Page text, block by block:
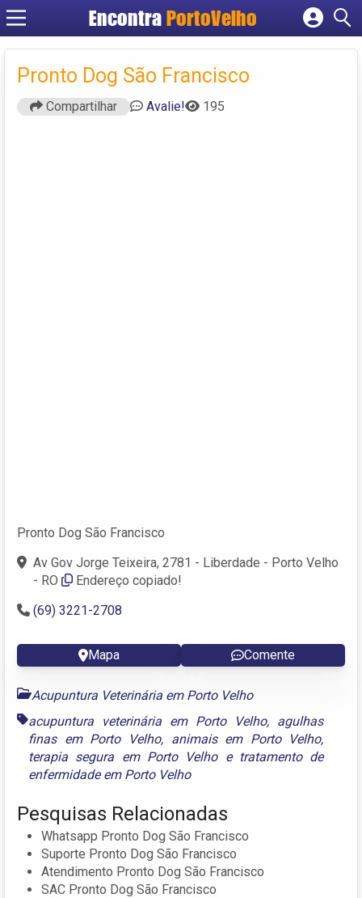
EncontraPortoVelho
Cadastrar empresa
Criar conta
Pronto Dog São Francisco
Compartilhar Avalie! 195
Pronto Dog São Francisco
Av Gov Jorge Teixeira, 2781 - Liberdade - Porto Velho
- RO
Endereço copiado!
(69) 3221-2708
Mapa Comente
Acupuntura Veterinária em Porto Velho
acupuntura veterinária em Porto Velho, agulhas
finas em Porto Velho, animais em Porto Velho,
terapia segura em Porto Velhoe tratamento de
enfermidade em Porto Velho
Pesquisas Relacionadas
Whatsapp Pronto Dog São Francisco
Suporte Pronto Dog São Francisco
Atendimento Pronto Dog São Francisco
SAC Pronto Dog São Francisco